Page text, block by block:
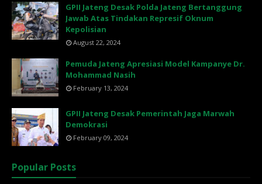
GPII Jateng Desak Polda Jateng Bertanggung
Jawab Atas Tindakan Represif Oknum
Kepolisian
August 22, 2024
Pemuda Jateng Apresiasi Model Kampanye Dr.
Mohammad Nasih
February 13, 2024
GPII Jateng Desak Pemerintah Jaga Marwah
Demokrasi
February 09, 2024
Popular Posts